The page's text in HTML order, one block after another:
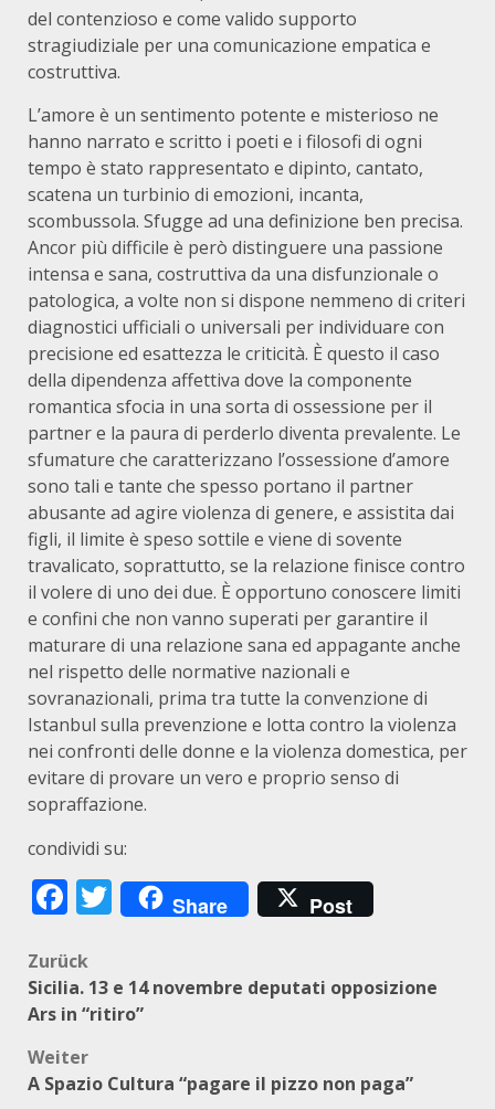
del contenzioso e come valido supporto
stragiudiziale per una comunicazione empatica e
costruttiva.
L’amore è un sentimento potente e misterioso ne
hanno narrato e scritto i poeti e i filosofi di ogni
tempo è stato rappresentato e dipinto, cantato,
scatena un turbinio di emozioni, incanta,
scombussola. Sfugge ad una definizione ben precisa.
Ancor più difficile è però distinguere una passione
intensa e sana, costruttiva da una disfunzionale o
patologica, a volte non si dispone nemmeno di criteri
diagnostici ufficiali o universali per individuare con
precisione ed esattezza le criticità. È questo il caso
della dipendenza affettiva dove la componente
romantica sfocia in una sorta di ossessione per il
partner e la paura di perderlo diventa prevalente. Le
sfumature che caratterizzano l’ossessione d’amore
sono tali e tante che spesso portano il partner
abusante ad agire violenza di genere, e assistita dai
figli, il limite è speso sottile e viene di sovente
travalicato, soprattutto, se la relazione finisce contro
il volere di uno dei due. È opportuno conoscere limiti
e confini che non vanno superati per garantire il
maturare di una relazione sana ed appagante anche
nel rispetto delle normative nazionali e
sovranazionali, prima tra tutte la convenzione di
Istanbul sulla prevenzione e lotta contro la violenza
nei confronti delle donne e la violenza domestica, per
evitare di provare un vero e proprio senso di
sopraffazione.
condividi su:
Facebook
Twitter
Share Post
Beitragsnavigation
Zurück
Sicilia. 13 e 14 novembre deputati opposizione
Ars in “ritiro”
Weiter
A Spazio Cultura “pagare il pizzo non paga”